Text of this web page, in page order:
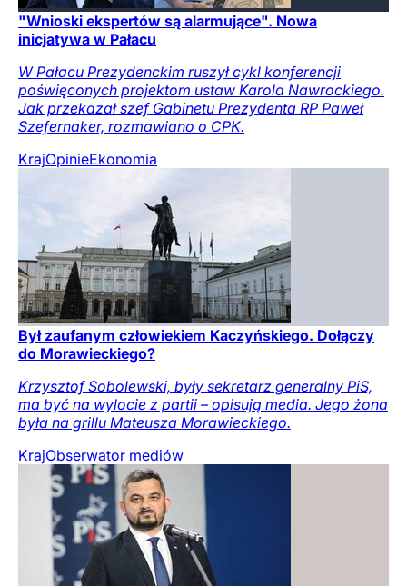
"Wnioski ekspertów są alarmujące". Nowa
inicjatywa w Pałacu
W Pałacu Prezydenckim ruszył cykl konferencji
poświęconych projektom ustaw Karola Nawrockiego.
Jak przekazał szef Gabinetu Prezydenta RP Paweł
Szefernaker, rozmawiano o CPK.
KrajOpinieEkonomia
Był zaufanym człowiekiem Kaczyńskiego. Dołączy
do Morawieckiego?
Krzysztof Sobolewski, były sekretarz generalny PiS,
ma być na wylocie z partii – opisują media. Jego żona
była na grillu Mateusza Morawieckiego.
KrajObserwator mediów